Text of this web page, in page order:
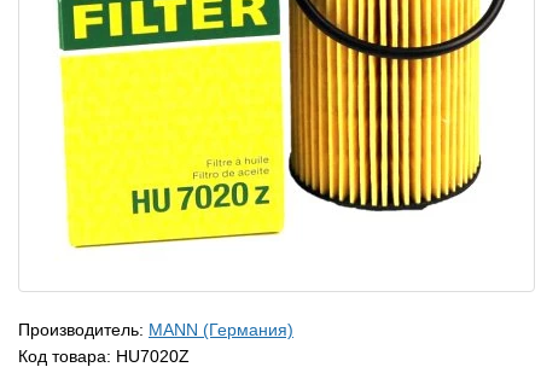
Производитель: MANN (Германия)
Код товара: HU7020Z